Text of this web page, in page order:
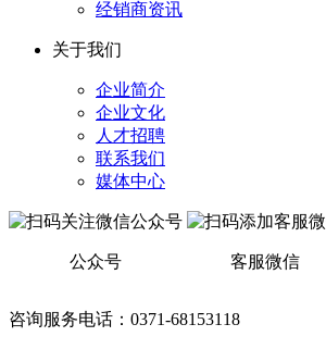
经销商资讯
关于我们
企业简介
企业文化
人才招聘
联系我们
媒体中心
公众号 客服微信
咨询服务电话：0371-68153118